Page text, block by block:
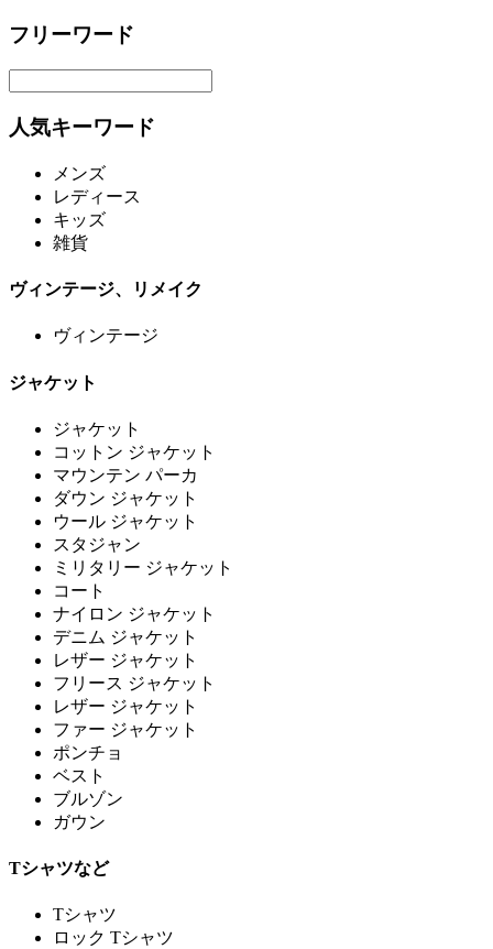
フリーワード
人気キーワード
メンズ
レディース
キッズ
雑貨
ヴィンテージ、リメイク
ヴィンテージ
ジャケット
ジャケット
コットン ジャケット
マウンテン パーカ
ダウン ジャケット
ウール ジャケット
スタジャン
ミリタリー ジャケット
コート
ナイロン ジャケット
デニム ジャケット
レザー ジャケット
フリース ジャケット
レザー ジャケット
ファー ジャケット
ポンチョ
ベスト
ブルゾン
ガウン
Tシャツなど
Tシャツ
ロック Tシャツ